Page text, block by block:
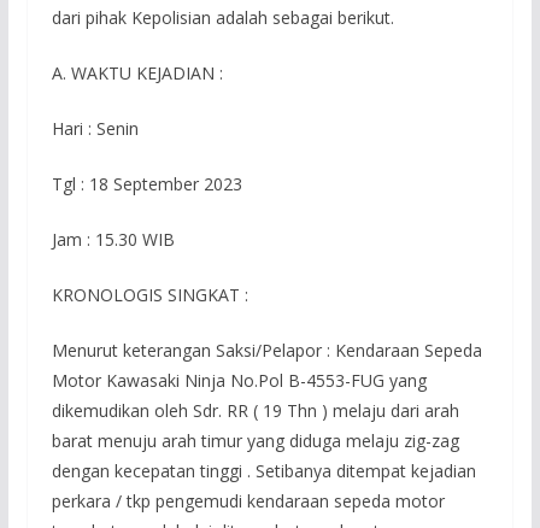
dari pihak Kepolisian adalah sebagai berikut.
A. WAKTU KEJADIAN :
Hari : Senin
Tgl : 18 September 2023
Jam : 15.30 WIB
KRONOLOGIS SINGKAT :
Menurut keterangan Saksi/Pelapor : Kendaraan Sepeda
Motor Kawasaki Ninja No.Pol B-4553-FUG yang
dikemudikan oleh Sdr. RR ( 19 Thn ) melaju dari arah
barat menuju arah timur yang diduga melaju zig-zag
dengan kecepatan tinggi . Setibanya ditempat kejadian
perkara / tkp pengemudi kendaraan sepeda motor